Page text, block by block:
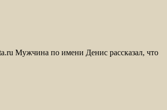
Мужчина по имени Денис рассказал, что